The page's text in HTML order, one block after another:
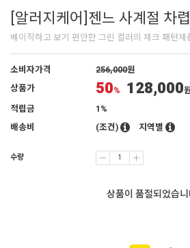
[알러지케어]젠느 사계절 차
베이직하고 보기 편안한 그린 컬러의 체크 패턴제
소비자가격 256,000원
상품가
50% 128,000
적립금
1%
배송비
(조건) 지역별
수량
상품이 품절되었습